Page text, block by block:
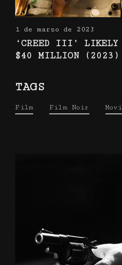
1 de marzo de 2023
‘CREED III’ LIKELY
$40 MILLION (2023)
TAGS
Film Film Noir